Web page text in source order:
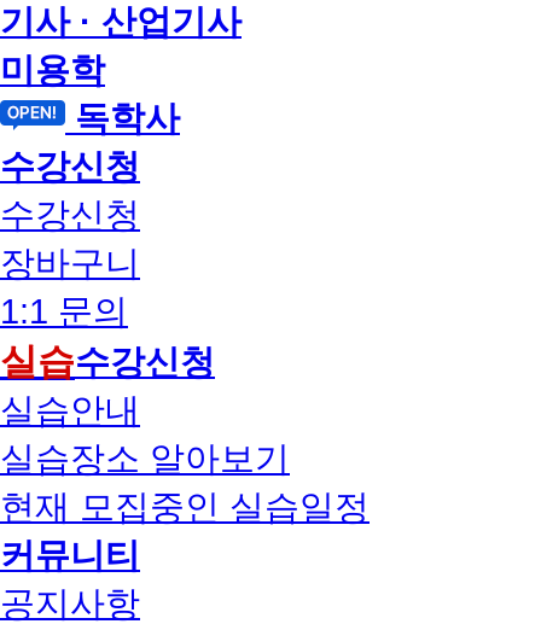
기사 · 산업기사
미용학
독학사
수강신청
수강신청
장바구니
1:1 문의
실습수강신청
실습안내
실습장소 알아보기
현재 모집중인 실습일정
커뮤니티
공지사항